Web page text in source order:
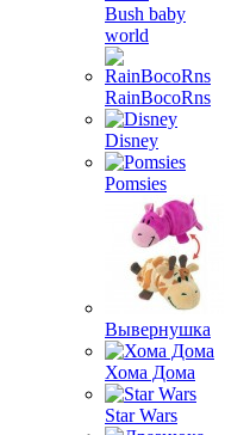
Bush baby
world
RainBocoRns
Disney
Pomsies
Вывернушка
Хома Дома
Star Wars